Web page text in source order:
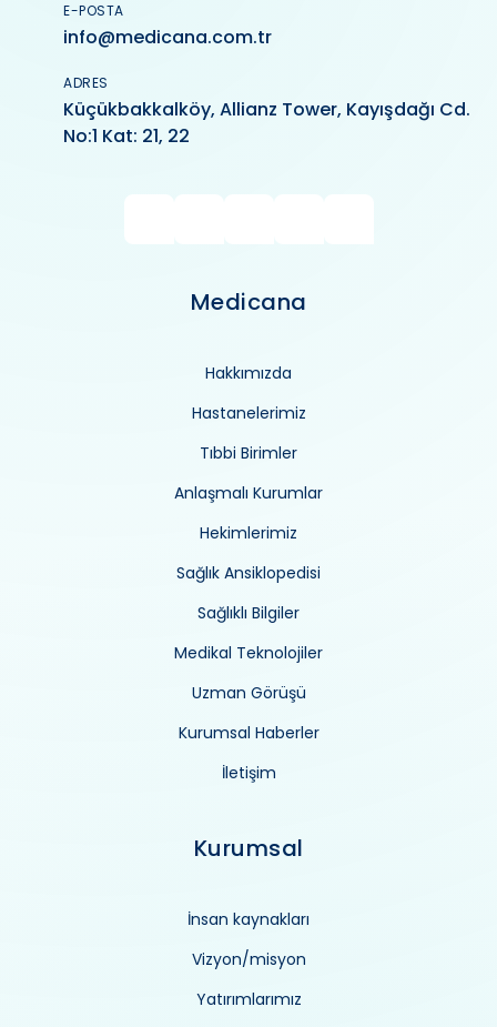
E-POSTA
info@medicana.com.tr
ADRES
Küçükbakkalköy, Allianz Tower, Kayışdağı Cd.
No:1 Kat: 21, 22
Medicana
Hakkımızda
Hastanelerimiz
Tıbbi Birimler
Anlaşmalı Kurumlar
Hekimlerimiz
Sağlık Ansiklopedisi
Sağlıklı Bilgiler
Medikal Teknolojiler
Uzman Görüşü
Kurumsal Haberler
İletişim
Kurumsal
İnsan kaynakları
Vizyon/misyon
Yatırımlarımız